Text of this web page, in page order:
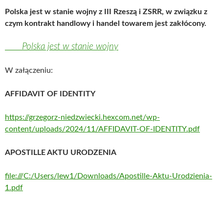
Polska jest w stanie wojny z III Rzeszą i ZSRR, w związku z
czym kontrakt handlowy i handel towarem jest zakłócony.
Polska jest w stanie wojny
W załączeniu:
AFFIDAVIT OF IDENTITY
https://grzegorz-niedzwiecki.hexcom.net/wp-
content/uploads/2024/11/AFFIDAVIT-OF-IDENTITY.pdf
APOSTILLE AKTU URODZENIA
file:///C:/Users/lew1/Downloads/Apostille-Aktu-Urodzienia-
1.pdf